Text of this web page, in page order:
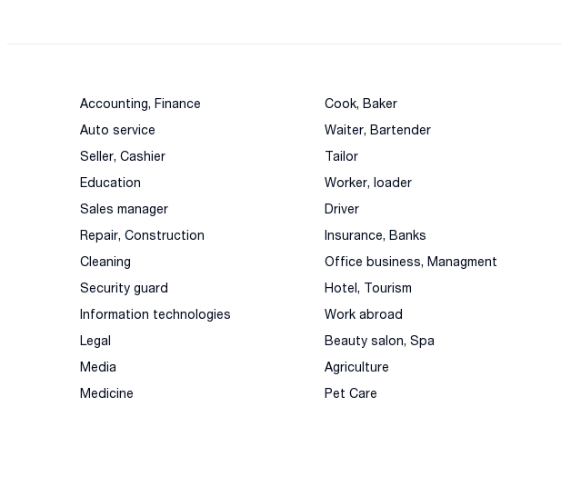
Accounting, Finance
Auto service
Seller, Cashier
Education
Sales manager
Repair, Construction
Cleaning
Security guard
Information technologies
Legal
Media
Medicine
Cook, Baker
Waiter, Bartender
Tailor
Worker, loader
Driver
Insurance, Banks
Office business, Managment
Hotel, Tourism
Work abroad
Beauty salon, Spa
Agriculture
Pet Care